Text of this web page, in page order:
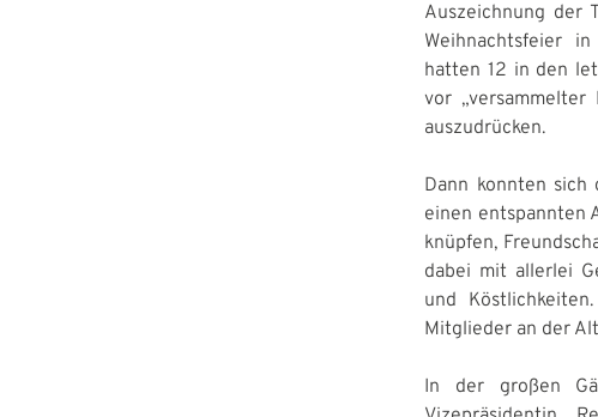
Auszeichnung der
Weihnachtsfeier
hatten 12 in den
vor
auszudrücken.
Dann konnten sich
einen entspannten
knüpfen,
dabei mit allerlei
und
Mitglieder an der
In der großen